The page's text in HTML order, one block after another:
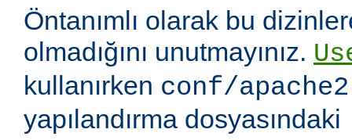
Öntanımlı olarak bu
olmadığını unutmayınız.
kullanırken conf/
yapılandırma dosyasındaki